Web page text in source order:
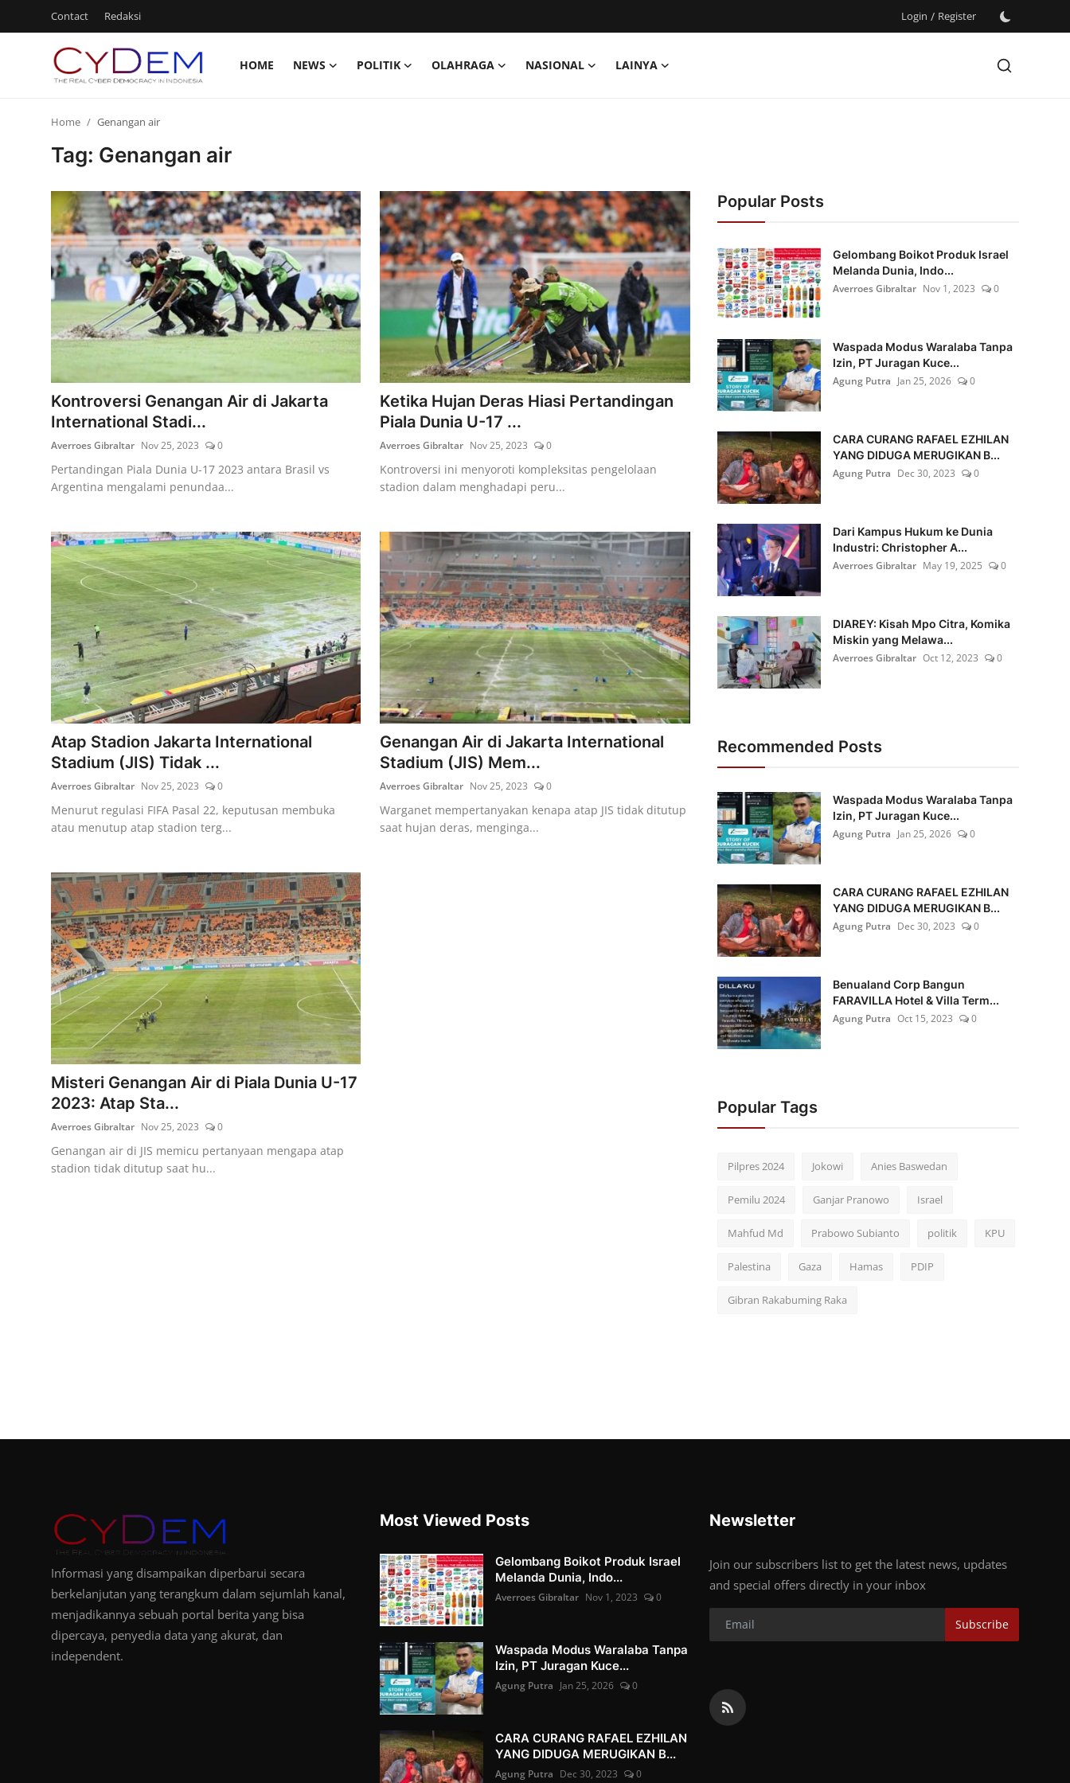
Contact Redaksi Login / Register
HOME NEWS POLITIK OLAHRAGA NASIONAL
LAINYA
Login
Register
Contact
Redaksi
Nasional
Home Genangan air
Tag: Genangan air
Kontroversi Genangan Air di Jakarta
International Stadi...
Averroes Gibraltar Nov 25, 2023 0
Pertandingan Piala Dunia U-17 2023 antara Brasil vs
Argentina mengalami penundaa...
Ketika Hujan Deras Hiasi Pertandingan
Piala Dunia U-17 ...
Averroes Gibraltar Nov 25, 2023 0
Kontroversi ini menyoroti kompleksitas pengelolaan
stadion dalam menghadapi peru...
Atap Stadion Jakarta International
Stadium (JIS) Tidak ...
Averroes Gibraltar Nov 25, 2023 0
Menurut regulasi FIFA Pasal 22, keputusan membuka
atau menutup atap stadion terg...
Genangan Air di Jakarta International
Stadium (JIS) Mem...
Averroes Gibraltar Nov 25, 2023 0
Warganet mempertanyakan kenapa atap JIS tidak ditutup
saat hujan deras, menginga...
Misteri Genangan Air di Piala Dunia U-17
2023: Atap Sta...
Averroes Gibraltar Nov 25, 2023 0
Genangan air di JIS memicu pertanyaan mengapa atap
stadion tidak ditutup saat hu...
Popular Posts
Gelombang Boikot Produk Israel
Melanda Dunia, Indo...
Averroes Gibraltar Nov 1, 2023 0
Waspada Modus Waralaba Tanpa
Izin, PT Juragan Kuce...
Agung Putra Jan 25, 2026 0
CARA CURANG RAFAEL EZHILAN
YANG DIDUGA MERUGIKAN B...
Agung Putra Dec 30, 2023 0
Dari Kampus Hukum ke Dunia
Industri: Christopher A...
Averroes Gibraltar May 19, 2025 0
DIAREY: Kisah Mpo Citra, Komika
Miskin yang Melawa...
Averroes Gibraltar Oct 12, 2023 0
Recommended Posts
Waspada Modus Waralaba Tanpa
Izin, PT Juragan Kuce...
Agung Putra Jan 25, 2026 0
CARA CURANG RAFAEL EZHILAN
YANG DIDUGA MERUGIKAN B...
Agung Putra Dec 30, 2023 0
Benualand Corp Bangun
FARAVILLA Hotel & Villa Term...
Agung Putra Oct 15, 2023 0
Popular Tags
Pilpres 2024 Jokowi Anies Baswedan
Pemilu 2024 Ganjar Pranowo Israel
Mahfud Md Prabowo Subianto politik KPU
Palestina Gaza Hamas PDIP
Gibran Rakabuming Raka
Informasi yang disampaikan diperbarui secara
berkelanjutan yang terangkum dalam sejumlah kanal,
menjadikannya sebuah portal berita yang bisa
dipercaya, penyedia data yang akurat, dan
independent.
Most Viewed Posts
Gelombang Boikot Produk Israel
Melanda Dunia, Indo...
Averroes Gibraltar Nov 1, 2023 0
Waspada Modus Waralaba Tanpa
Izin, PT Juragan Kuce...
Agung Putra Jan 25, 2026 0
CARA CURANG RAFAEL EZHILAN
YANG DIDUGA MERUGIKAN B...
Agung Putra Dec 30, 2023 0
Newsletter
Join our subscribers list to get the latest news, updates
and special offers directly in your inbox
Subscribe